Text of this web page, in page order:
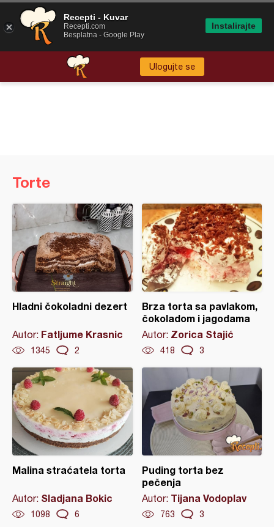
Ulogujte se
Torte
Hladni čokoladni dezert
Autor: Fatljume Krasnic
1345 2
Brza torta sa pavlakom,
čokoladom i jagodama
Autor: Zorica Stajić
418 3
Malina straćatela torta
Autor: Sladjana Bokic
1098 6
Puding torta bez
pečenja
Autor: Tijana Vodoplav
763 3
Recepti - Kuvar
Recepti.com
Besplatna - Google Play
Instalirajte